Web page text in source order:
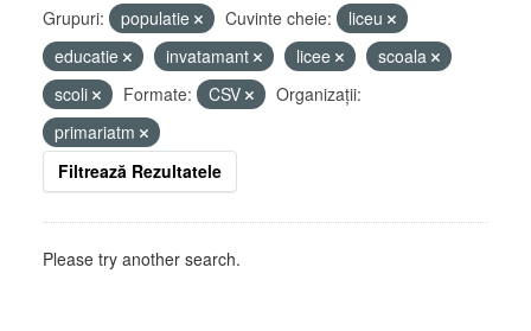
Grupuri: populatie Cuvinte cheie:
liceu
educatie
invatamant licee
scoala
scoli
Formate: CSV
Organizații:
primariatm
Filtrează Rezultatele
Please try another search.